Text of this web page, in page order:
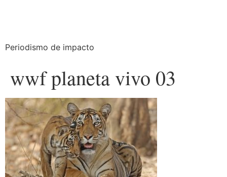
Periodismo de impacto
wwf planeta vivo 03